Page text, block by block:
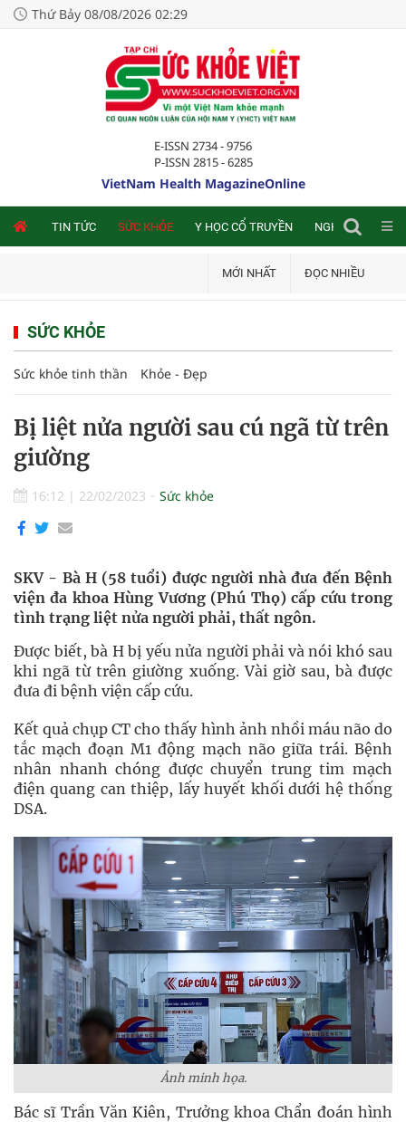
Thứ Bảy 08/08/2026 02:29
E-ISSN 2734 - 9756
P-ISSN 2815 - 6285
VietNam Health MagazineOnline
TIN TỨC SỨC KHỎE Y HỌC CỔ TRUYỀN NGHIÊN CỨU
MỚI NHẤT ĐỌC NHIỀU
SỨC KHỎE
Sức khỏe tinh thần Khỏe - Đẹp
Bị liệt nửa người sau cú ngã từ trên
giường
16:12 | 22/02/2023 Sức khỏe
SKV - Bà H (58 tuổi) được người nhà đưa đến Bệnh
viện đa khoa Hùng Vương (Phú Thọ) cấp cứu trong
tình trạng liệt nửa người phải, thất ngôn.
Được biết, bà H bị yếu nửa người phải và nói khó sau
khi ngã từ trên giường xuống. Vài giờ sau, bà được
đưa đi bệnh viện cấp cứu.
Kết quả chụp CT cho thấy hình ảnh nhồi máu não do
tắc mạch đoạn M1 động mạch não giữa trái. Bệnh
nhân nhanh chóng được chuyển trung tim mạch
điện quang can thiệp, lấy huyết khối dưới hệ thống
DSA.
Ảnh minh họa.
Bác sĩ Trần Văn Kiên, Trưởng khoa Chẩn đoán hình